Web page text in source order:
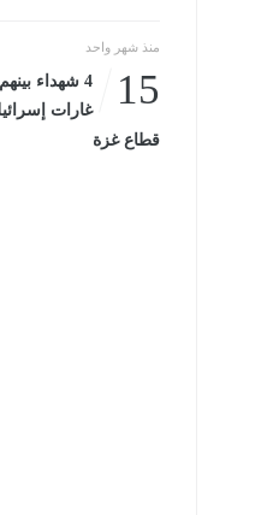
منذ شهر واحد
15
غارات
قطاع غزة